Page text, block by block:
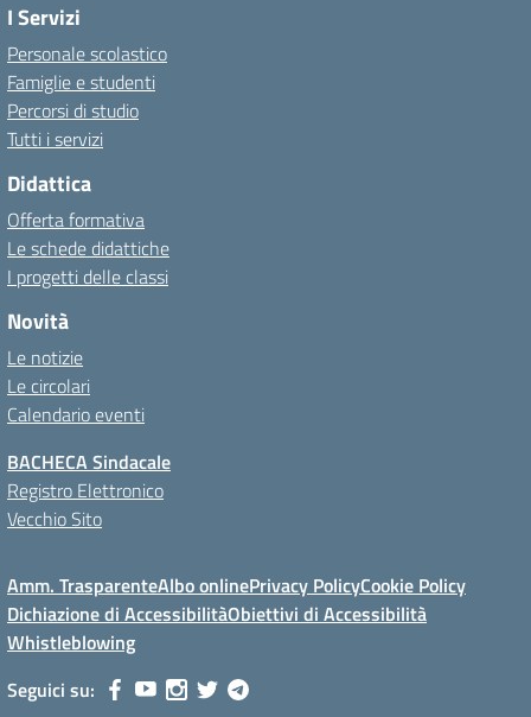
I Servizi
Personale scolastico
Famiglie e studenti
Percorsi di studio
Tutti i servizi
Didattica
Offerta formativa
Le schede didattiche
I progetti delle classi
Novità
Le notizie
Le circolari
Calendario eventi
BACHECA Sindacale
Registro Elettronico
Vecchio Sito
Amm. TrasparenteAlbo onlinePrivacy PolicyCookie Policy
Dichiazione di AccessibilitàObiettivi di Accessibilità
Whistleblowing
Seguici su: